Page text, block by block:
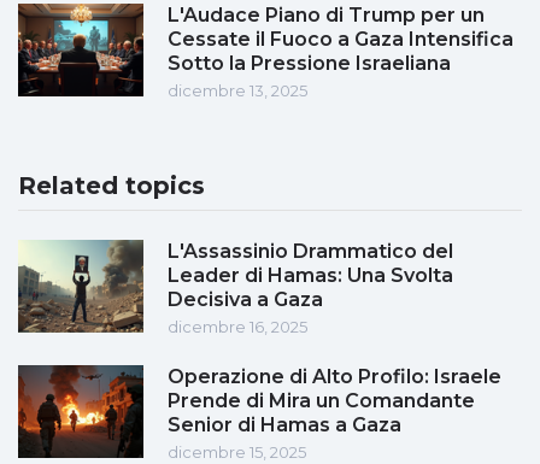
L'Audace Piano di Trump per un
Cessate il Fuoco a Gaza Intensifica
Sotto la Pressione Israeliana
dicembre 13, 2025
Related topics
L'Assassinio Drammatico del
Leader di Hamas: Una Svolta
Decisiva a Gaza
dicembre 16, 2025
Operazione di Alto Profilo: Israele
Prende di Mira un Comandante
Senior di Hamas a Gaza
dicembre 15, 2025